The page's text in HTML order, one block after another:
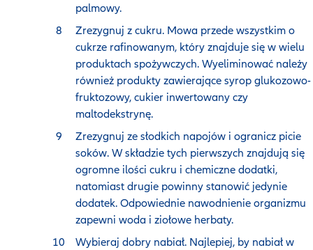
palmowy.
Zrezygnuj z cukru. Mowa przede wszystkim o
cukrze rafinowanym, który znajduje się w wielu
produktach spożywczych. Wyeliminować należy
również produkty zawierające syrop glukozowo-
fruktozowy, cukier inwertowany czy
maltodekstrynę.
Zrezygnuj ze słodkich napojów i ogranicz picie
soków. W składzie tych pierwszych znajdują się
ogromne ilości cukru i chemiczne dodatki,
natomiast drugie powinny stanowić jedynie
dodatek. Odpowiednie nawodnienie organizmu
zapewni woda i ziołowe herbaty.
Wybieraj dobry nabiał. Najlepiej, by nabiał w